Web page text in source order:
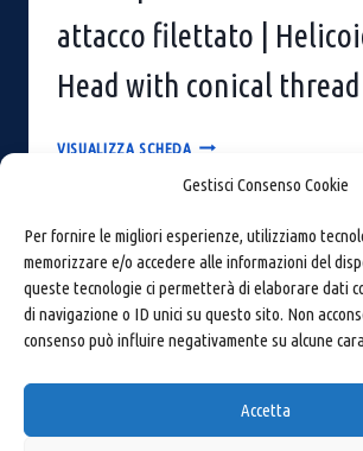
Gestisci Consenso Cookie
Per fornire le migliori esperienze, utilizziamo
memorizzare e/o accedere alle informazioni del
queste tecnologie ci permetterà di elaborare dati
di navigazione o ID unici su questo sito. Non
consenso può influire negativamente su alcune
Accetta
attacco filettato |
Head with conical thread
VISUALIZZA SCHEDA PUNTE
ASTE
CON
ATTACCO
FILETTATO
|
HELICOIDAL
HEAD
CONICAL
Carandina S.r.l.–Via Virgiliana, 128 -
(FE) Italy
Mail:carandina@carandina.com·